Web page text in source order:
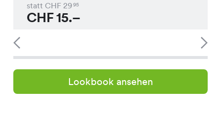
statt CHF 2995
CHF15.–
Lookbook ansehen